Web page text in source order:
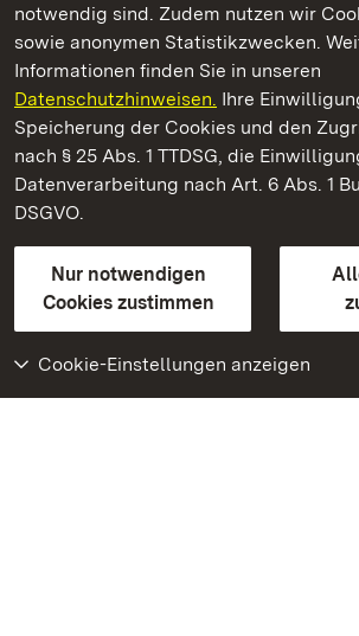
notwendig sind. Zudem nutzen wir
sowie anonymen Statistikzwecken.
Informationen finden Sie in unseren
Datenschutzhinweisen. Ihre
Speicherung der Cookies und den
nach § 25 Abs. 1 TTDSG, die
Datenverarbeitung nach Art. 6 Abs. 1
DSGVO.
Nur notwendigen
Cookies zustimmen
Cookie-Einstellungen anzeigen
Staatliche Schlösser und Gärten
Staatliche Schlösser und Gärten
Kontakt
GebärdenspracheLeichte Sprache
Erklärung zur Barrierefreiheit
BITV-konform (geprüfte Seiten)
Weiteres